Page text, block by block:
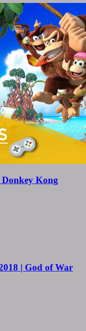
Donkey Kong
| God of War